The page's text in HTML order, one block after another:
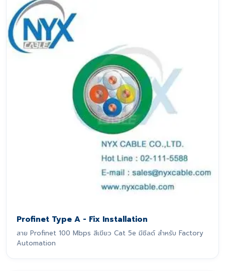
Profinet Type A - Fix Installation
สาย Profinet 100 Mbps สีเขียว Cat 5e มีชีลด์ สำหรับ Factory
Automation